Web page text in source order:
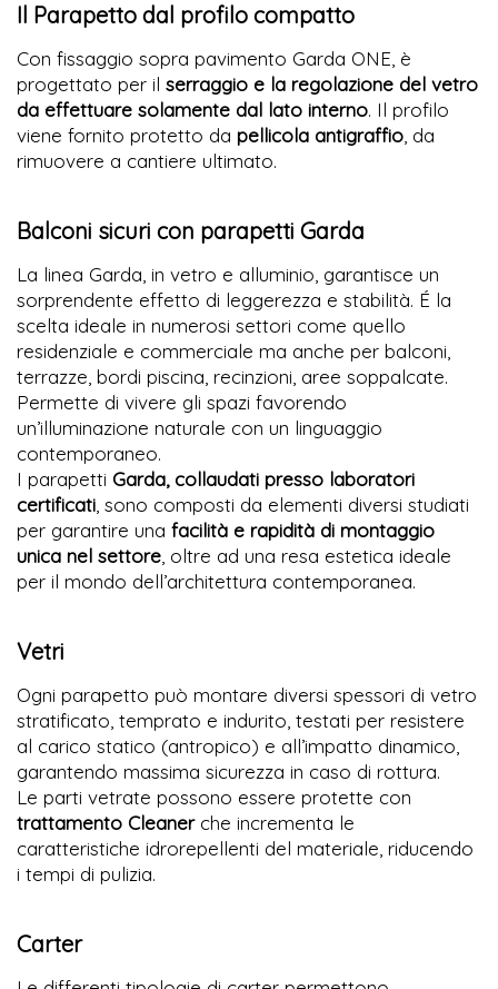
Il Parapetto dal profilo compatto
Con fissaggio sopra pavimento Garda ONE, è
progettato per il serraggio e la regolazione del vetro
da effettuare solamente dal lato interno. Il profilo
viene fornito protetto da pellicola antigraffio , da
rimuovere a cantiere ultimato.
Balconi sicuri con parapetti Garda
La linea Garda, in vetro e alluminio, garantisce un
sorprendente effetto di leggerezza e stabilità. É la
scelta ideale in numerosi settori come quello
residenziale e commerciale ma anche per balconi,
terrazze, bordi piscina, recinzioni, aree soppalcate.
Permette di vivere gli spazi favorendo
un’illuminazione naturale con un linguaggio
contemporaneo.
I parapetti Garda, collaudati presso laboratori
certificati , sono composti da elementi diversi studiati
per garantire una facilità e rapidità di montaggio
unica nel settore , oltre ad una resa estetica ideale
per il mondo dell’architettura contemporanea.
Vetri
Ogni parapetto può montare diversi spessori di vetro
stratificato, temprato e indurito, testati per resistere
al carico statico (antropico) e all’impatto dinamico,
garantendo massima sicurezza in caso di rottura.
Le parti vetrate possono essere protette con
trattamento Cleaner che incrementa le
caratteristiche idrorepellenti del materiale, riducendo
i tempi di pulizia.
Carter